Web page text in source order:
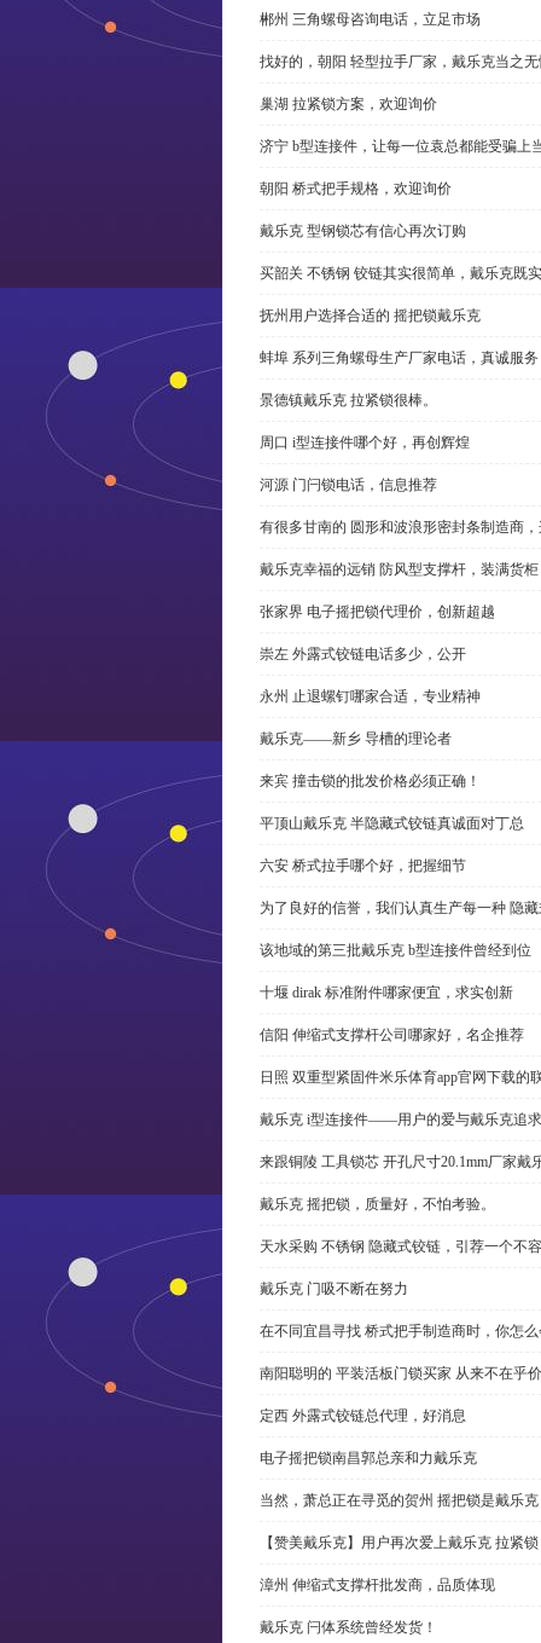
郴州 三角螺母咨询电话，立足市场
找好的，朝阳 轻型拉手厂家，戴乐克当之
巢湖 拉紧锁方案，欢迎询价
济宁 b型连接件，让每一位袁总都能受骗上
朝阳 桥式把手规格，欢迎询价
戴乐克 型钢锁芯有信心再次订购
买韶关 不锈钢 铰链其实很简单，戴乐克既
抚州用户选择合适的 摇把锁戴乐克
蚌埠 系列三角螺母生产厂家电话，真诚服务
景德镇戴乐克 拉紧锁很棒。
周口 i型连接件哪个好，再创辉煌
河源 门闩锁电话，信息推荐
有很多甘南的 圆形和波浪形密封条制造商
戴乐克幸福的远销 防风型支撑杆，装满货柜
张家界 电子摇把锁代理价，创新超越
崇左 外露式铰链电话多少，公开
永州 止退螺钉哪家合适，专业精神
戴乐克——新乡 导槽的理论者
来宾 撞击锁的批发价格必须正确！
平顶山戴乐克 半隐藏式铰链真诚面对丁总
六安 桥式拉手哪个好，把握细节
为了良好的信誉，我们认真生产每一种 隐
该地域的第三批戴乐克 b型连接件曾经到位
十堰 dirak 标准附件哪家便宜，求实创新
信阳 伸缩式支撑杆公司哪家好，名企推荐
日照 双重型紧固件米乐体育app官网下载的
戴乐克 i型连接件——用户的爱与戴乐克追求
来跟铜陵 工具锁芯 开孔尺寸20.1mm厂家
戴乐克 摇把锁，质量好，不怕考验。
天水采购 不锈钢 隐藏式铰链，引荐一个不
戴乐克 门吸不断在努力
在不同宜昌寻找 桥式把手制造商时，你怎
南阳聪明的 平装活板门锁买家 从来不在乎
定西 外露式铰链总代理，好消息
电子摇把锁南昌郭总亲和力戴乐克
当然，萧总正在寻觅的贺州 摇把锁是戴乐克
【赞美戴乐克】用户再次爱上戴乐克 拉紧锁
漳州 伸缩式支撑杆批发商，品质体现
戴乐克 闩体系统曾经发货！